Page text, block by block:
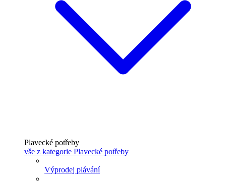
Plavecké potřeby
vše z kategorie Plavecké potřeby
Výprodej plávání